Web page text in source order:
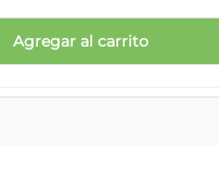
Agregar al carrito